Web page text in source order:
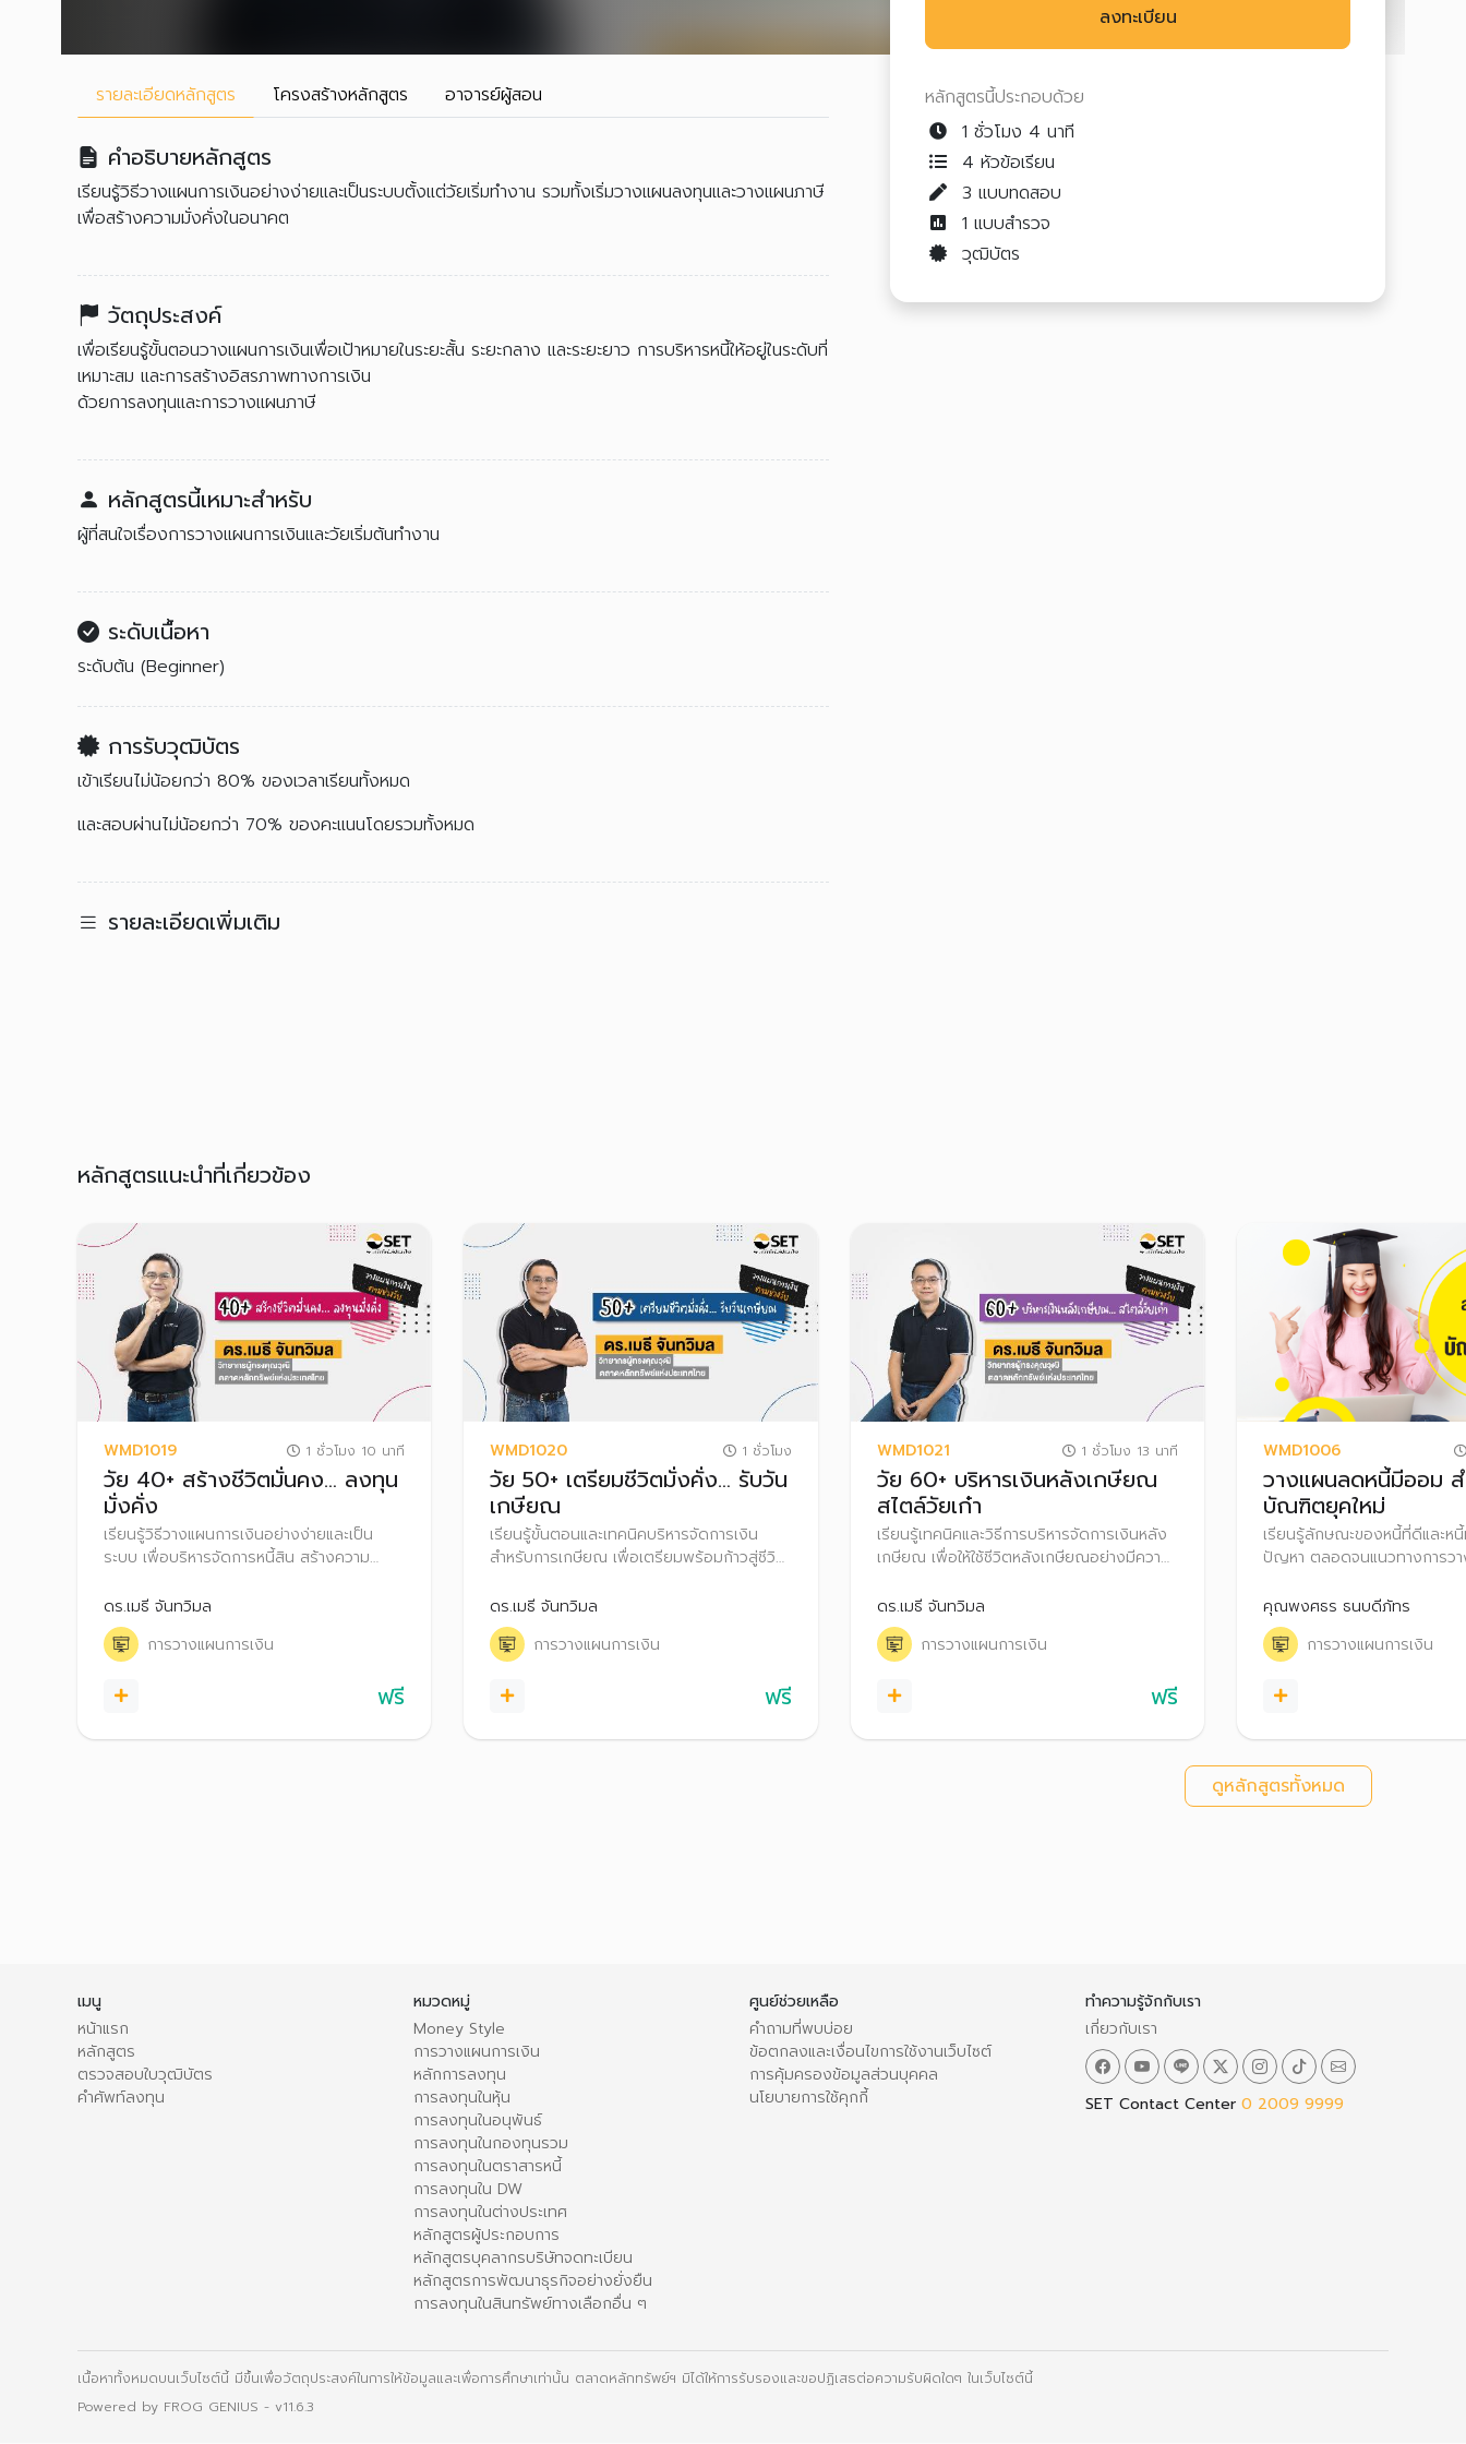
ลงทะเบียน
หลักสูตรนี้ประกอบด้วย
1 ชั่วโมง 4 นาที
4 หัวข้อเรียน
3 แบบทดสอบ
1 แบบสำรวจ
วุฒิบัตร
รายละเอียดหลักสูตร โครงสร้างหลักสูตร อาจารย์ผู้สอน
คำอธิบายหลักสูตร
เรียนรู้วิธีวางแผนการเงินอย่างง่ายและเป็นระบบตั้งแต่วัยเริ่มทำงาน รวมทั้งเริ่มวางแผนลงทุนและวางแผนภาษี
เพื่อสร้างความมั่งคั่งในอนาคต
วัตถุประสงค์
เพื่อเรียนรู้ขั้นตอนวางแผนการเงินเพื่อเป้าหมายในระยะสั้น ระยะกลาง และระยะยาว การบริหารหนี้ให้อยู่ในระดับที่
เหมาะสม และการสร้างอิสรภาพทางการเงิน
ด้วยการลงทุนและการวางแผนภาษี
หลักสูตรนี้เหมาะสำหรับ
ผู้ที่สนใจเรื่องการวางแผนการเงินและวัยเริ่มต้นทำงาน
ระดับเนื้อหา
ระดับต้น (Beginner)
การรับวุฒิบัตร
เข้าเรียนไม่น้อยกว่า 80% ของเวลาเรียนทั้งหมด
และสอบผ่านไม่น้อยกว่า 70% ของคะแนนโดยรวมทั้งหมด
รายละเอียดเพิ่มเติม
หลักสูตรแนะนำที่เกี่ยวข้อง
WMD1019 1 ชั่วโมง 10 นาที
วัย 40+ สร้างชีวิตมั่นคง… ลงทุน
มั่งคั่ง
เรียนรู้วิธีวางแผนการเงินอย่างง่ายและเป็น
ระบบ เพื่อบริหารจัดการหนี้สิน สร้างความ
มั่นคง
ดร.เมธี จันทวิมล
การวางแผนการเงิน
ฟรี
WMD1020 1 ชั่วโมง
วัย 50+ เตรียมชีวิตมั่งคั่ง… รับวัน
เกษียณ
เรียนรู้ขั้นตอนและเทคนิคบริหารจัดการเงิน
สำหรับการเกษียณ เพื่อเตรียมพร้อมก้าวสู่ชีวิต
ดร.เมธี จันทวิมล
การวางแผนการเงิน
ฟรี
WMD1021 1 ชั่วโมง 13 นาที
วัย 60+ บริหารเงินหลังเกษียณ
สไตล์วัยเก๋า
เรียนรู้เทคนิคและวิธีการบริหารจัดการเงินหลัง
เกษียณ เพื่อให้ใช้ชีวิตหลังเกษียณอย่างมีความ
ดร.เมธี จันทวิมล
การวางแผนการเงิน
ฟรี
WMD1006
วางแผนลดหนี้มีออม
บัณฑิตยุคใหม่
เรียนรู้ลักษณะของหนี้ที่ดีและหนี้
ปัญหา ตลอดจนแนวทางการวา
ออมเพื่อสร้างความมั่นคงในชีวิ
คุณพงศธร ธนบดีภัทร
การวางแผนการเงิน
ดูหลักสูตรทั้งหมด
เมนู
หน้าแรก
หลักสูตร
ตรวจสอบใบวุฒิบัตร
คำศัพท์ลงทุน
หมวดหมู่
Money Style
การวางแผนการเงิน
หลักการลงทุน
การลงทุนในหุ้น
การลงทุนในอนุพันธ์
การลงทุนในกองทุนรวม
การลงทุนในตราสารหนี้
การลงทุนใน DW
การลงทุนในต่างประเทศ
หลักสูตรผู้ประกอบการ
หลักสูตรบุคลากรบริษัทจดทะเบียน
หลักสูตรการพัฒนาธุรกิจอย่างยั่งยืน
การลงทุนในสินทรัพย์ทางเลือกอื่น ๆ
ศูนย์ช่วยเหลือ
คำถามที่พบบ่อย
ข้อตกลงและเงื่อนไขการใช้งานเว็บไซต์
การคุ้มครองข้อมูลส่วนบุคคล
นโยบายการใช้คุกกี้
ทำความรู้จักกับเรา
เกี่ยวกับเรา
SET Contact Center 0 2009 9999
เนื้อหาทั้งหมดบนเว็บไซต์นี้ มีขึ้นเพื่อวัตถุประสงค์ในการให้ข้อมูลและเพื่อการศึกษาเท่านั้น ตลาดหลักทรัพย์ฯ มิได้ให้การรับรองและขอปฏิเสธต่อความรับผิดใดๆ ในเว็บไซต์นี้
Powered by FROG GENIUS - v11.6.3